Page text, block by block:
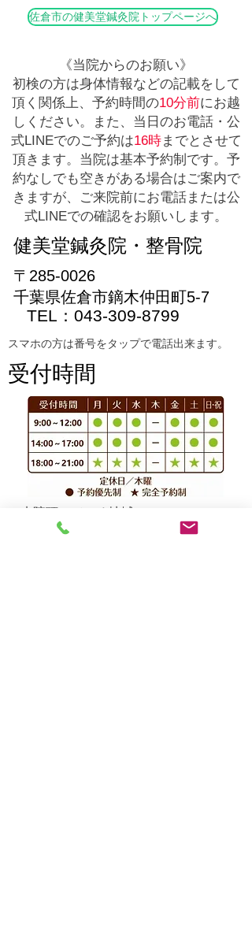
佐倉市の健美堂鍼灸院トップページへ
《当院からのお願い》
​初検の方は身体情報などの記載をして
頂く関係上、予約時間の10分前にお越
しください。
​​また、当日のお電話・公
式LINEでのご予約は16時までとさせて
頂きます。当院は基本予約制です。予
約なしでも空きがある場合はご案内で
きますが、ご来院前にお電話または公
式LINEでの確認をお願いします。
​健美堂鍼灸院・整骨院
〒285-0026
千葉県佐倉市鏑木仲田町5-7
TEL：043-309-8799
スマホの方は番号をタップで電話出来ます。
受付時間
ご来院頂いている地域
​佐倉市・四街道市・八街市・酒々井町・